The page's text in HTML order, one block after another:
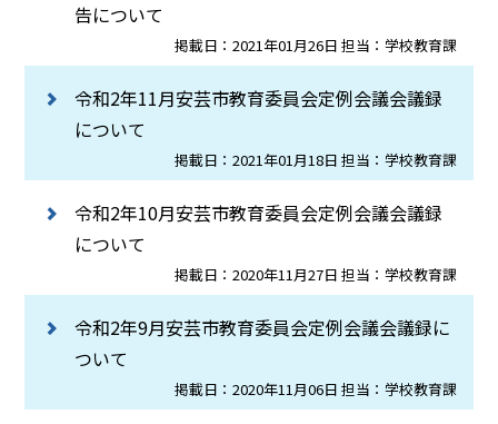
告について
掲載日：2021年01月26日 担当：学校教育課
令和2年11月安芸市教育委員会定例会議会議録
について
掲載日：2021年01月18日 担当：学校教育課
令和2年10月安芸市教育委員会定例会議会議録
について
掲載日：2020年11月27日 担当：学校教育課
令和2年9月安芸市教育委員会定例会議会議録に
ついて
掲載日：2020年11月06日 担当：学校教育課